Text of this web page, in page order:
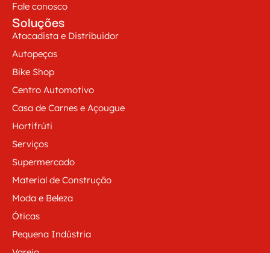
Fale conosco
Soluções
Atacadista e Distribuidor
Autopeças
Bike Shop
Centro Automotivo
Casa de Carnes e Açougue
Hortifrúti
Serviços
Supermercado
Material de Construção
Moda e Beleza
Óticas
Pequena Indústria